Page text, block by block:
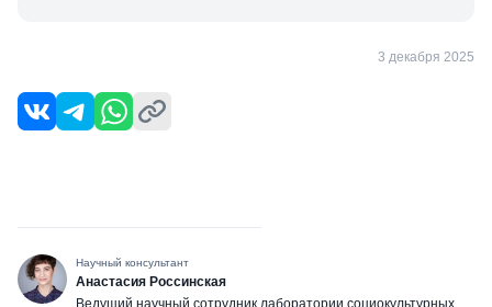
3 декабря 2025
Научный консультант
Анастасия Россинская
Ведущий научный сотрудник лаборатории социокультурных